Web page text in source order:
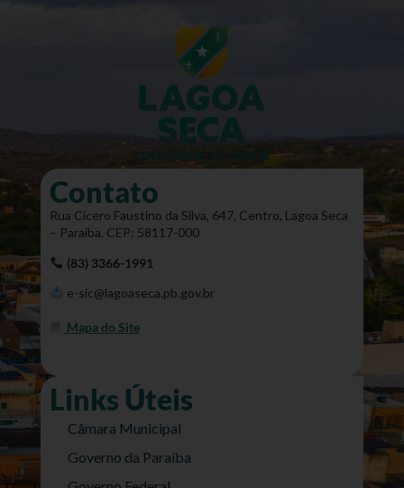
Contato
Rua Cícero Faustino da Silva, 647, Centro, Lagoa Seca
– Paraíba. CEP: 58117-000
(83) 3366-1991
e-sic@lagoaseca.pb.gov.br
Mapa do Site
Links Úteis
Câmara Municipal
Governo da Paraíba